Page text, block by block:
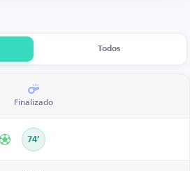
Todos
Finalizado
74’